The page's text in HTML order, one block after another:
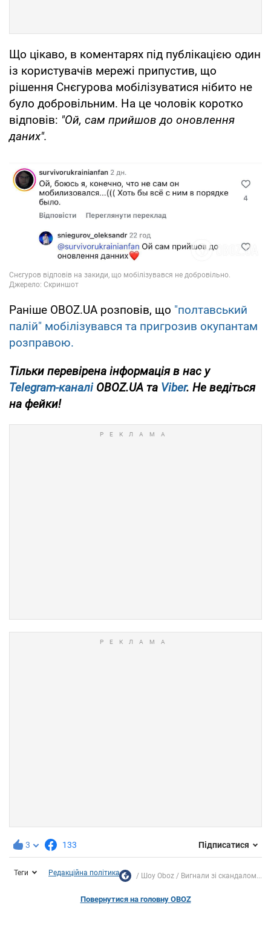
Що цікаво, в коментарях під публікацією один
із користувачів мережі припустив, що
рішення Снєгурова мобілізуватися нібито не
було добровільним. На це чоловік коротко
відповів: "Ой, сам прийшов до оновлення
даних".
Раніше OBOZ.UA розповів, що "полтавський
палій" мобілізувався та пригрозив окупантам
розправою.
Тільки перевірена інформація в нас у
Telegram-каналіOBOZ.UA та Viber. Не ведіться
на фейки!
3 133 Підписатися
Теги Редакційна політика Шоу Oboz Вигнали зі скандалом...
Повернутися на головну OBOZ